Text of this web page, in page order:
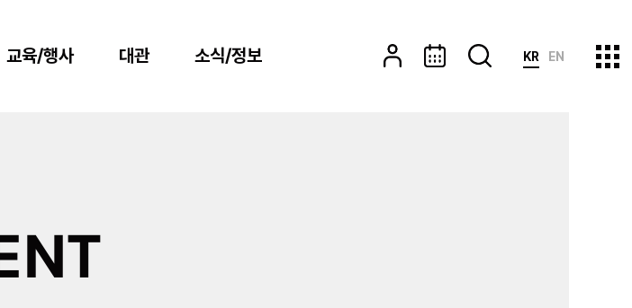
교육/행사 대관 소식/정보 KR EN